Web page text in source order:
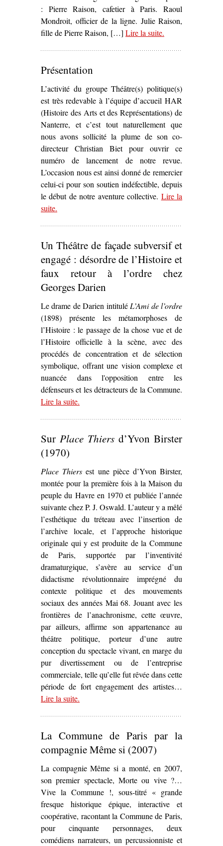
: Pierre Raison, cafetier à Paris. Raoul
Mondroit, officier de la ligne. Julie Raison,
fille de Pierre Raison, […] Lire la suite– ‘
.
Présentation
L’activité du groupe Théâtre(s) politique(s)
est très redevable à l’équipe d’accueil HAR
(Histoire des Arts et des Représentations) de
Nanterre, et c’est tout naturellement que
nous avons sollicité la plume de son co-
directeur Christian Biet pour ouvrir ce
numéro de lancement de notre revue.
L’occasion nous est ainsi donné de remercier
celui-ci pour son soutien indéfectible, depuis
le début de notre aventure collective. Lire la
suite– ‘Présentation’
.
Un Théâtre de façade subversif et
engagé : désordre de l’Histoire et
faux retour à l’ordre chez
Georges Darien
Le drame de Darien intituléL’Ami de l’ordre
(1898) présente les métamorphoses de
l’Histoire : le passage de la chose vue et de
l’Histoire officielle à la scène, avec des
procédés de concentration et de sélection
symbolique, offrant une vision complexe et
nuancée dans l'opposition entre les
défenseurs et les détracteurs de la Commune.
Lire la suite– ‘Un Théâtre de façade subversif et engagé :
.
Sur Place Thiers d’Yvon Birster
(1970)
Place Thiers est une pièce d’Yvon Birster,
montée pour la première fois à la Maison du
peuple du Havre en 1970 et publiée l’année
suivante chez P. J. Oswald. L’auteur y a mêlé
l’esthétique du tréteau avec l’insertion de
l’archive locale, et l’approche historique
originale qui y est produite de la Commune
de Paris, supportée par l’inventivité
dramaturgique, s’avère au service d’un
didactisme révolutionnaire imprégné du
contexte politique et des mouvements
sociaux des années Mai 68. Jouant avec les
frontières de l’anachronisme, cette œuvre,
par ailleurs, affirme son appartenance au
théâtre politique, porteur d’une autre
conception du spectacle vivant, en marge du
pur divertissement ou de l’entreprise
commerciale, telle qu’elle fut rêvée dans cette
période de fort engagement des artistes…
Lire la suite– ‘Sur
.
La Commune de Paris par la
compagnie Même si (2007)
La compagnie Même si a monté, en 2007,
son premier spectacle, Morte ou vive ?…
Vive la Commune !, sous-titré « grande
fresque historique épique, interactive et
coopérative, racontant la Commune de Paris,
pour cinquante personnages, deux
comédiens narrateurs, un percussionniste et